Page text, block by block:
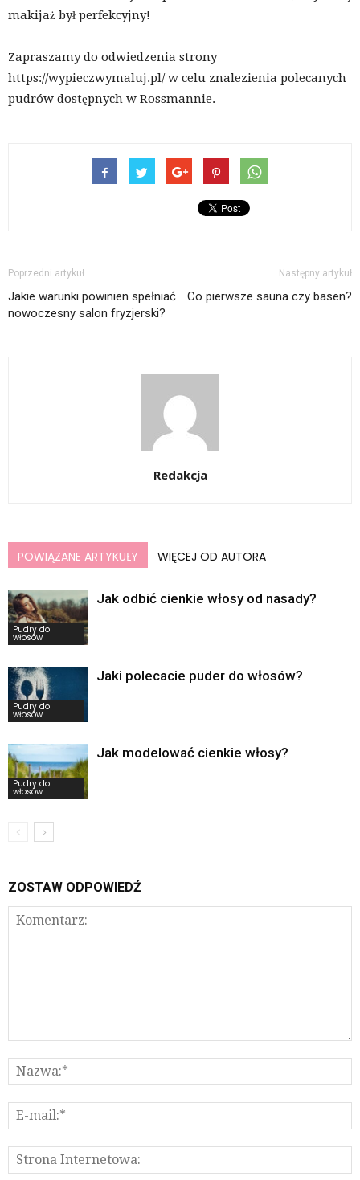
makijaż był perfekcyjny!
Zapraszamy do odwiedzenia strony
https://wypieczwymaluj.pl/ w celu znalezienia polecanych
pudrów dostępnych w Rossmannie.
Poprzedni artykuł
Jakie warunki powinien spełniać
nowoczesny salon fryzjerski?
Następny artykuł
Co pierwsze sauna czy basen?
Redakcja
POWIĄZANE ARTYKUŁY WIĘCEJ OD AUTORA
Pudry do
włosów
Jak odbić cienkie włosy od nasady?
Pudry do
włosów
Jaki polecacie puder do włosów?
Pudry do
włosów
Jak modelować cienkie włosy?
ZOSTAW ODPOWIEDŹ